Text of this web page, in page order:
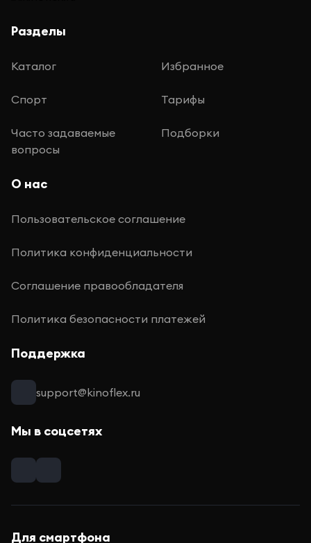
Разделы
Каталог Избранное
Спорт Тарифы
Часто задаваемые
вопросы
Подборки
О нас
Пользовательское соглашение
Политика конфиденциальности
Соглашение правообладателя
Политика безопасности платежей
Поддержка
support@kinoflex.ru
Мы в соцсетях
Для смартфона